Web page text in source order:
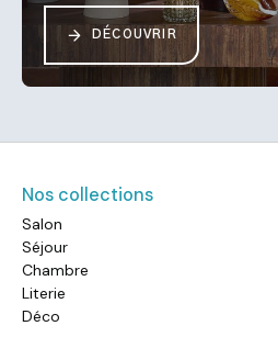
DÉCOUVRIR
Nos collections
Salon
Séjour
Chambre
Literie
Déco